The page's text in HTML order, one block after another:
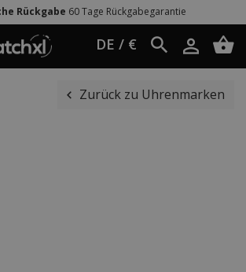
60 Tage Rückgabegarantie
DE / €
Zurück zu Uhrenmarken